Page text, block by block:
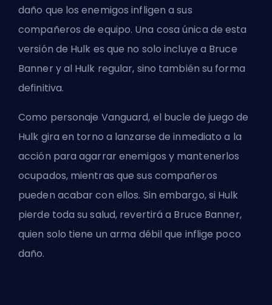
daño que los enemigos infligen a sus
compañeros de equipo. Una cosa única de esta
versión de Hulk es que no solo incluye a Bruce
Banner y al Hulk regular, sino también su forma
definitiva.
Como personaje Vanguard, el bucle de juego de
Hulk gira en torno a lanzarse de inmediato a la
acción para agarrar enemigos y mantenerlos
ocupados, mientras que sus compañeros
pueden acabar con ellos. Sin embargo, si Hulk
pierde toda su salud, revertirá a Bruce Banner,
quien solo tiene un arma débil que inflige poco
daño.